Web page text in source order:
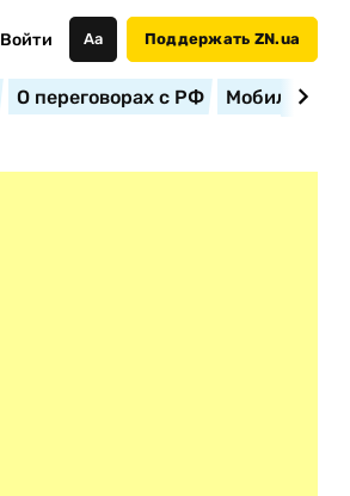
Войти Аа Поддержать ZN.ua
О переговорах с РФ